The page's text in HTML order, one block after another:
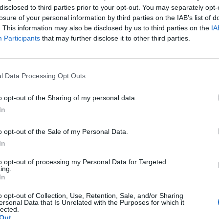
to third parties prior to your opt-out. You may separately
of your personal information by third parties on the IAB’s list of
This information may also be disclosed by us to third parties on the
Participants that may further disclose it to other third parties.
Data Processing Opt Outs
opt-out of the Sharing of my personal data.
opt-out of the Sale of my Personal Data.
opt-out of processing my Personal Data for Targeted
opt-out of Collection, Use, Retention, Sale, and/or Sharing
Data that Is Unrelated with the Purposes for which it
κ.Τζανετέαμε εγγραφό της ανέλαβε
από τους Δημάρχους Σπάρτης, Ευρώτα,
γεωπόνους προκειμένου να
την έγκαιρη και αποτελεσματική
ζημιών που δημιούργησε ο παγετός στις
Λακωνίας με στόχο την έγκαιρη
παραγωγούς
και να προστατευθεί από κάθε